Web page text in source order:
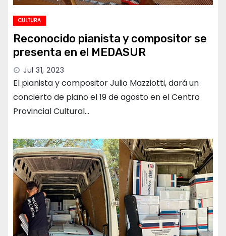
CULTURA
Reconocido pianista y compositor se
presenta en el MEDASUR
Jul 31, 2023
El pianista y compositor Julio Mazziotti, dará un
concierto de piano el 19 de agosto en el Centro
Provincial Cultural…